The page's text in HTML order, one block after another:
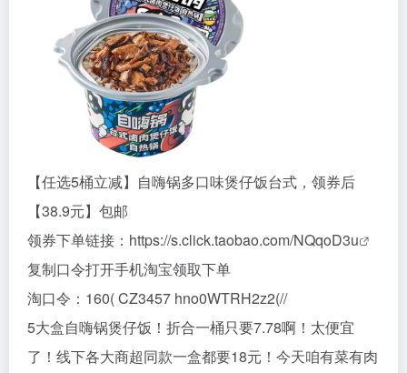
【任选5桶立减】自嗨锅多口味煲仔饭台式，领券后
【38.9元】包邮
领券下单链接： https://s.click.taobao.com/NQqoD3u
复制口令打开手机淘宝领取下单
淘口令：160( CZ3457 hno0WTRH2z2(//
5大盒自嗨锅煲仔饭！折合一桶只要7.78啊！太便宜
了！线下各大商超同款一盒都要18元！今天咱有菜有肉